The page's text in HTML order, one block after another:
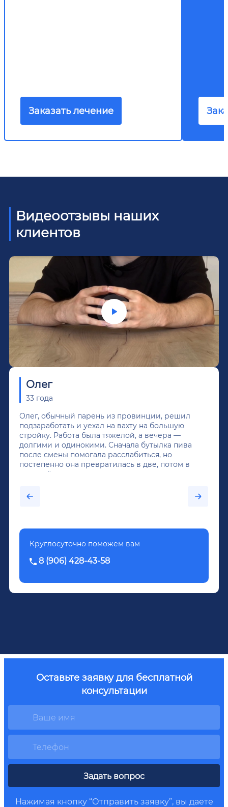
Заказать лечение
Видеоотзывы наших
клиентов
Олег
33 года
Олег, обычный парень из провинции, решил
подзаработать и уехал на вахту на большую
стройку. Работа была тяжелой, а вечера —
долгими и одинокими. Сначала бутылка пива
после смены помогала расслабиться, но
постепенно она превратилась в две, потом в
крепкий алкоголь, и вот он уже пил почти
было назначено кодирование по методу
Довженко.
Круглосуточно поможем вам
8 (906) 428-43-58
Оставьте заявку для бесплатной
консультации
Задать вопрос
Нажимая кнопку “Отправить заявку”, вы даете